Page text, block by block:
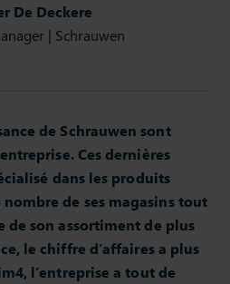
De Deckere
| Schrauwen
de Schrauwen sont
Ces dernières
dans les produits
de ses magasins tout
son assortiment de plus
le chiffre d’affaires a plus
l’entreprise a tout de